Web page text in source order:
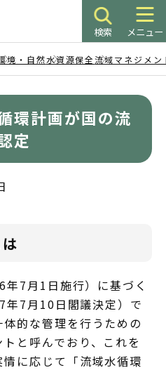
検索 メニュー
境・自然水資源保全流域マネジメン
環計画が国の流
定
7月1日施行）に基づく
年7月10日閣議決定）で
的な管理を行うための
と呼んでおり、これを
に応じて「流域水循環